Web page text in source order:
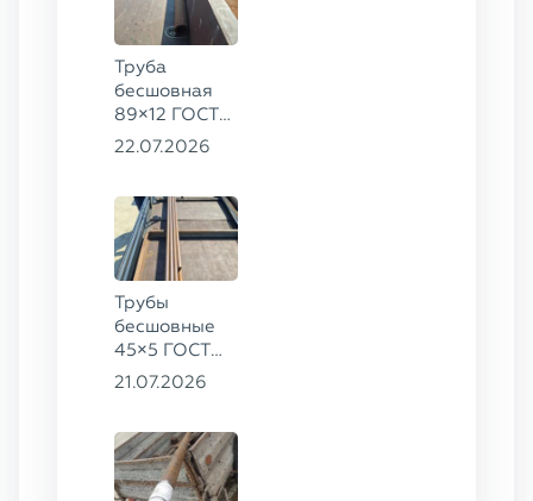
Труба
бесшовная
89×12 ГОСТ
8732-78, ст.
22.07.2026
Трубы
бесшовные
45×5 ГОСТ
8734-75, ст.
21.07.2026